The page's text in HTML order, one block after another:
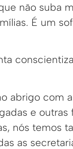
não suba
É um
abrigo com
e outras
nós temos
as